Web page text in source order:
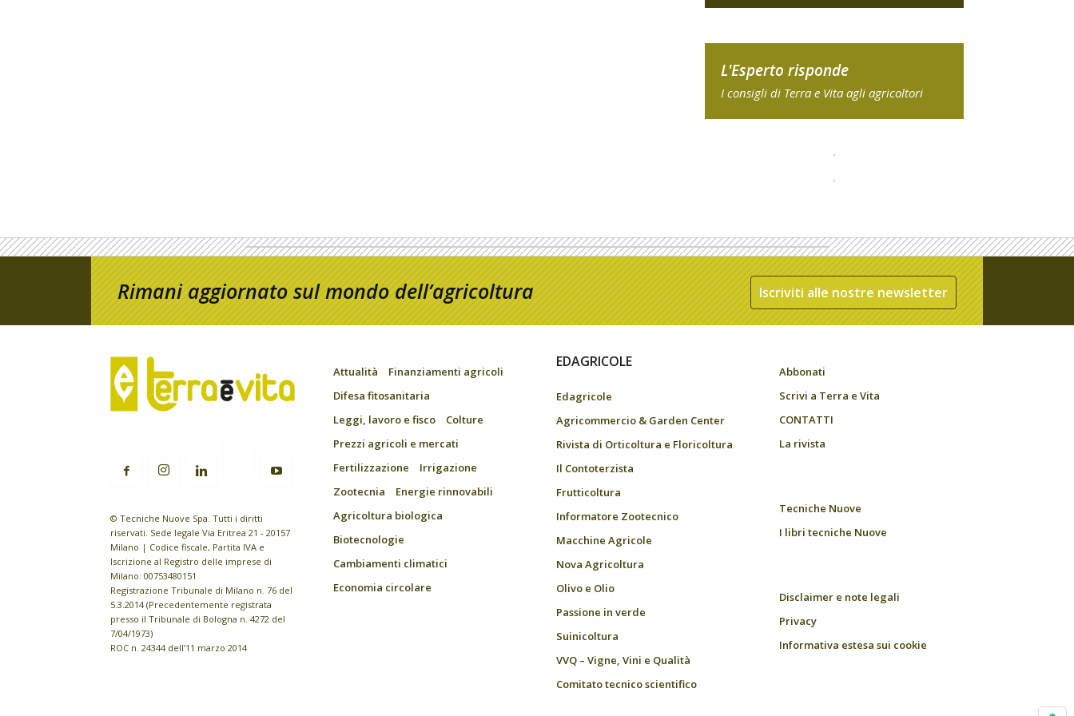
L'Esperto risponde
I consigli di Terra e Vita agli agricoltori
Rimani aggiornato sul mondo dell’agricoltura Iscriviti alle nostre newsletter
© Tecniche Nuove Spa. Tutti i diritti
riservati. Sede legale Via Eritrea 21 - 20157
Milano | Codice fiscale, Partita IVA e
Iscrizione al Registro delle imprese di
Milano: 00753480151
Registrazione Tribunale di Milano n. 76 del
5.3.2014 (Precedentemente registrata
presso il Tribunale di Bologna n. 4272 del
7/04/1973)
ROC n. 24344 dell’11 marzo 2014
Attualità
Finanziamenti agricoli
Difesa fitosanitaria
Leggi, lavoro e fisco
Colture
Prezzi agricoli e mercati
Fertilizzazione
Irrigazione
Zootecnia
Energie rinnovabili
Agricoltura biologica
Biotecnologie
Cambiamenti climatici
Economia circolare
EDAGRICOLE
Edagricole
Agricommercio & Garden Center
Rivista di Orticoltura e Floricoltura
Il Contoterzista
Frutticoltura
Informatore Zootecnico
Macchine Agricole
Nova Agricoltura
Olivo e Olio
Passione in verde
Suinicoltura
VVQ – Vigne, Vini e Qualità
Comitato tecnico scientifico
Abbonati
Scrivi a Terra e Vita
CONTATTI
La rivista
Tecniche Nuove
I libri tecniche Nuove
Disclaimer e note legali
Privacy
Informativa estesa sui cookie